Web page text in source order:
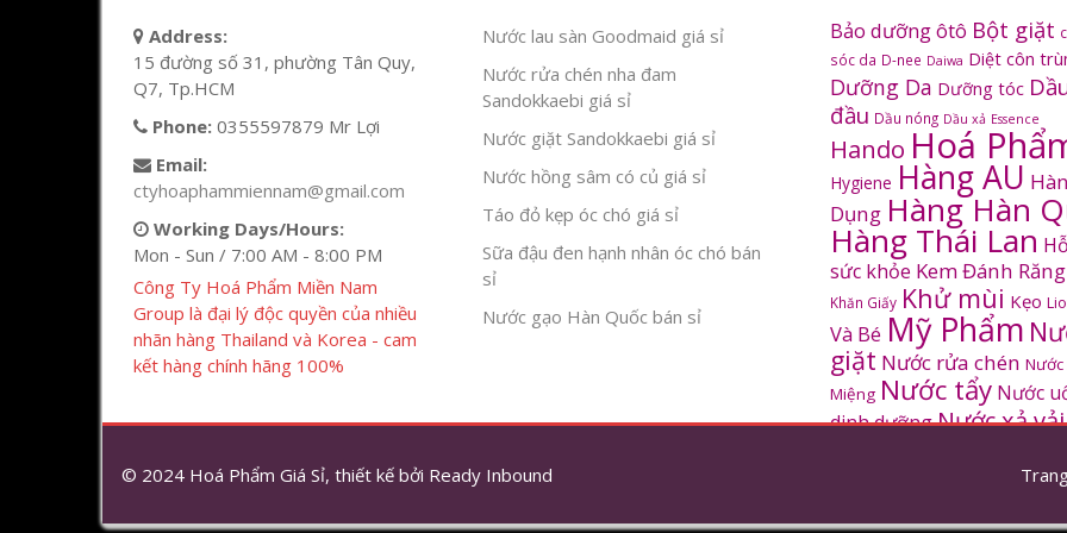
Address:
15 đường số 31, phường Tân Quy,
Q7, Tp.HCM
Phone: 0355597879 Mr Lợi
Email:
ctyhoaphammiennam@gmail.com
Working Days/Hours:
Mon - Sun / 7:00 AM - 8:00 PM
Công Ty Hoá Phẩm Miền Nam
Group là đại lý độc quyền của nhiều
nhãn hàng Thailand và Korea - cam
kết hàng chính hãng 100%
Nước lau sàn Goodmaid giá sỉ
Nước rửa chén nha đam
Sandokkaebi giá sỉ
Nước giặt Sandokkaebi giá sỉ
Nước hồng sâm có củ giá sỉ
Táo đỏ kẹp óc chó giá sỉ
Sữa đậu đen hạnh nhân óc chó bán
sỉ
Nước gạo Hàn Quốc bán sỉ
Bảo dưỡng ôtô Bột giặt
sóc da D-nee Daiwa Diệt côn
Dưỡng Da Dưỡng tóc
đầu Dầu nóng Dầu xả Essence
Hando Hoá
Hygiene Hàng AU
Dụng Hàng Hàn
Hàng Thái Lan
sức khỏe Kem Đánh Răng
Khăn Giấy Khử mùi Kẹo
Và Bé Mỹ Phẩm
giặt Nước rửa chén Nước
Miệng Nước tẩy Nước
dinh dưỡngNước xả vải
Sâm Hàn Quốc
© 2024 Hoá Phẩm Giá Sỉ, thiết kế bởi Ready Inbound